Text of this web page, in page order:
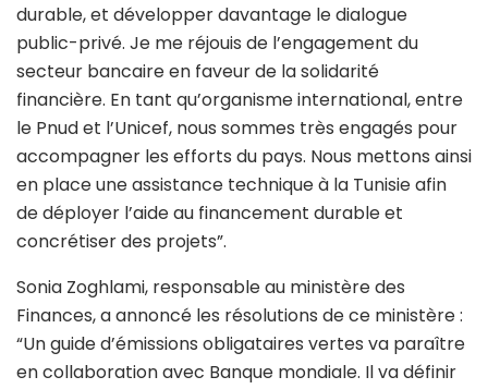
durable, et développer davantage le dialogue
public-privé. Je me réjouis de l’engagement du
secteur bancaire en faveur de la solidarité
financière. En tant qu’organisme international, entre
le Pnud et l’Unicef, nous sommes très engagés pour
accompagner les efforts du pays. Nous mettons ainsi
en place une assistance technique à la Tunisie afin
de déployer l’aide au financement durable et
concrétiser des projets”.
Sonia Zoghlami, responsable au ministère des
Finances, a annoncé les résolutions de ce ministère :
“Un guide d’émissions obligataires vertes va paraître
en collaboration avec Banque mondiale. Il va définir